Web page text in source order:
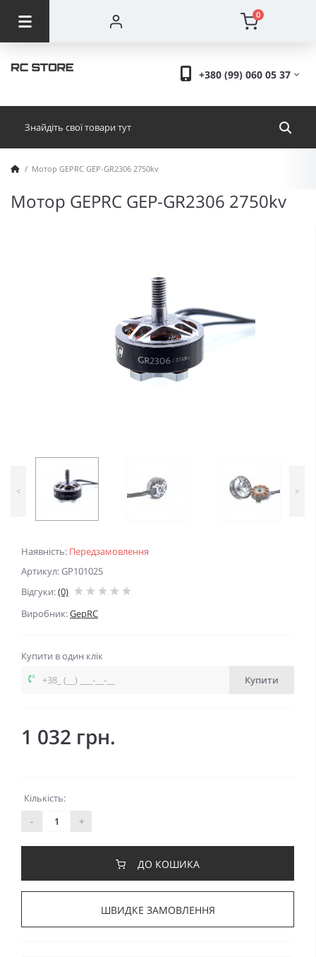
0
+380 (99) 060 05 37
Мотор GEPRC GEP-GR2306 2750kv
Мотор GEPRC GEP-GR2306 2750kv
Наявність: Передзамовлення
Артикул: GP101025
Відгуки:(0)
Виробник:GepRC
< >
Купити в один клік
Купити
1 032 грн.
Кількість:
-
+
ДО КОШИКА
ШВИДКЕ ЗАМОВЛЕННЯ